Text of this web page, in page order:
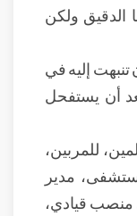
الدقيق ولكن
إليه في
أن يستفحل
للمربين،
مدير
منصب قيادي،